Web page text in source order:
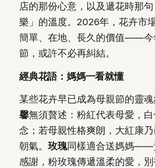
店的那份心意，以及遞花時那
樂」的溫度。2026年，花卉市
簡單、在地、長久的價值——今
節，或許不必再糾結。
經典花語：媽媽一看就懂
某些花卉早已成為母親節的靈魂
馨無須贅述：粉紅代表母愛，
念；若母親性格爽朗，大紅康
朝氣。 玫瑰同樣適合送媽媽——
感謝，粉玫瑰傳遞溫柔的愛，別